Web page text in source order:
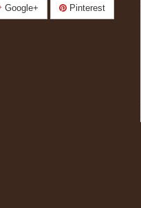
Google+ Pinterest